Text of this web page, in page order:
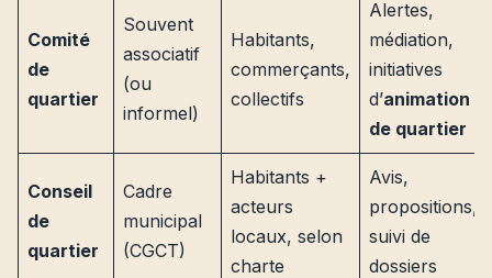
Comité
de
quartier
Souvent
associatif
(ou
informel)
Habitants,
commerçants,
collectifs
Alertes,
médiation,
initiatives
d’animation
de quartier
Conseil
de
quartier
Cadre
municipal
(CGCT)
Habitants +
acteurs
locaux, selon
charte
Avis,
propositions,
suivi de
dossiers